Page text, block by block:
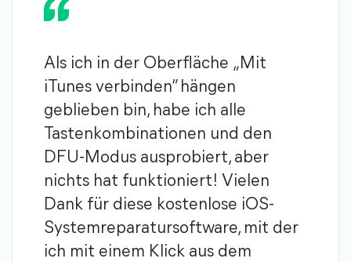
Als ich in der Oberfläche „Mit
iTunes verbinden” hängen
geblieben bin, habe ich alle
Tastenkombinationen und den
DFU-Modus ausprobiert, aber
nichts hat funktioniert! Vielen
Dank für diese kostenlose iOS-
Systemreparatursoftware, mit der
ich mit einem Klick aus dem